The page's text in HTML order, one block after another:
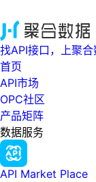
找API接口，上聚合
首页
API市场
OPC社区
产品矩阵
数据服务
API Market Place